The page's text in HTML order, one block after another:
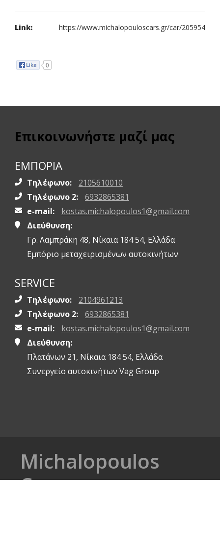
Link: https://www.michalopouloscars.gr/car/205954
Share 0
Επικοινωνήστε μαζί μας
ΕΜΠΟΡΙΑ
Τηλέφωνο:
2105610010
Τηλέφωνο 2:
6932865381
e-mail:
kostas.michalopoulos1@gmail.com
Διεύθυνση:
Γρ. Λαμπράκη 48, Νίκαια 184 54, Ελλάδα
Εμπόριο μεταχειρισμένων αυτοκινήτων
SERVICE
Τηλέφωνο:
2104961213
Τηλέφωνο 2:
6932865381
e-mail:
kostas.michalopoulos1@gmail.com
Διεύθυνση:
Πλατάνων 21, Νίκαια 184 54, Ελλάδα
Συνεργείο αυτοκινήτων Vag Group
Michalopoulos
Cars